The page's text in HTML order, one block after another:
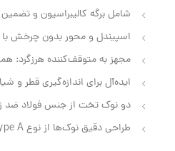
شامل برگه کالیبراسیون و
اسپیندل و محور بدون چرخش با
مجهز به متوقف‌کننده هرزگرد:
ایده‌آل برای اندازه‌گیری قطر و
دو نوک تخت از جنس فولاد ضد
طراحی دقیق نوک‌ها از نوع Type A